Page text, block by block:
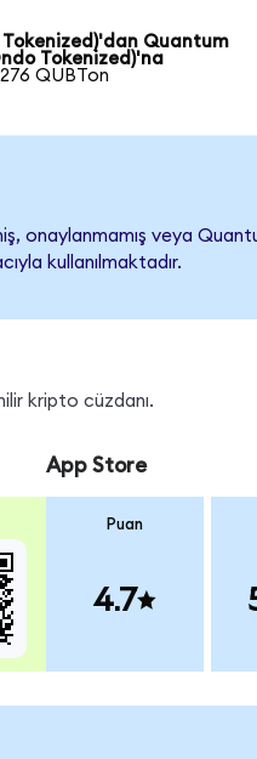
Tokenized)'dan Quantum
Tokenized)'na
QUBTon
onaylanmamış veya
kullanılmaktadır.
kripto cüzdanı.
App Store
Puan
4.7